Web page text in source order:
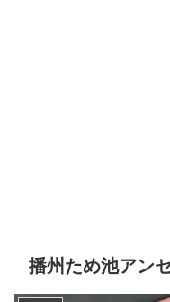
播州ため池アン